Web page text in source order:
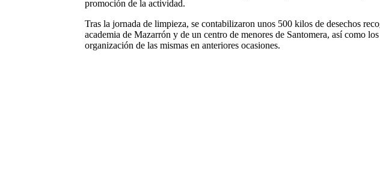
promoción de la actividad.
Tras la jornada de limpieza, se contabilizaron unos 500 kilos de desechos
academia de Mazarrón y de un centro de menores de Santomera, así como
organización de las mismas en anteriores ocasiones.